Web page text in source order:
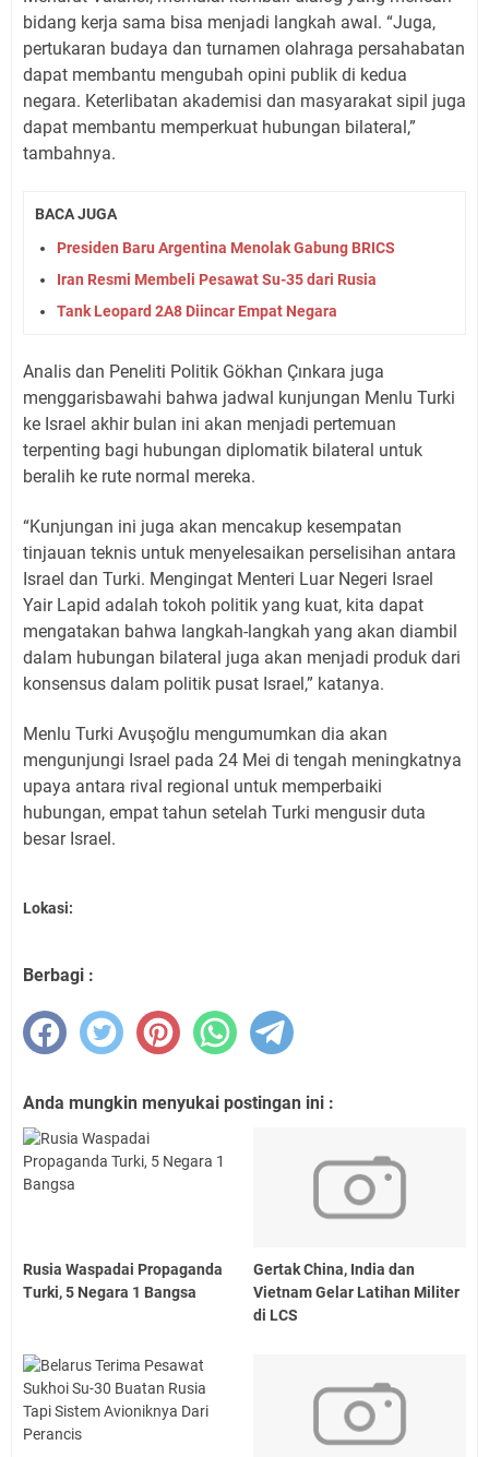
bidang kerja sama bisa menjadi langkah awal. “Juga,
pertukaran budaya dan turnamen olahraga persahabatan
dapat membantu mengubah opini publik di kedua
negara. Keterlibatan akademisi dan masyarakat sipil juga
dapat membantu memperkuat hubungan bilateral,”
tambahnya.
BACA JUGA
Presiden Baru Argentina Menolak Gabung BRICS
Iran Resmi Membeli Pesawat Su-35 dari Rusia
Tank Leopard 2A8 Diincar Empat Negara
Analis dan Peneliti Politik Gökhan Çınkara juga
menggarisbawahi bahwa jadwal kunjungan Menlu Turki
ke Israel akhir bulan ini akan menjadi pertemuan
terpenting bagi hubungan diplomatik bilateral untuk
beralih ke rute normal mereka.
“Kunjungan ini juga akan mencakup kesempatan
tinjauan teknis untuk menyelesaikan perselisihan antara
Israel dan Turki. Mengingat Menteri Luar Negeri Israel
Yair Lapid adalah tokoh politik yang kuat, kita dapat
mengatakan bahwa langkah-langkah yang akan diambil
dalam hubungan bilateral juga akan menjadi produk dari
konsensus dalam politik pusat Israel,” katanya.
Menlu Turki Avuşoğlu mengumumkan dia akan
mengunjungi Israel pada 24 Mei di tengah meningkatnya
upaya antara rival regional untuk memperbaiki
hubungan, empat tahun setelah Turki mengusir duta
besar Israel.
Lokasi:
Berbagi :
Anda mungkin menyukai postingan ini :
Rusia Waspadai Propaganda
Turki, 5 Negara 1 Bangsa
Gertak China, India dan
Vietnam Gelar Latihan Militer
di LCS